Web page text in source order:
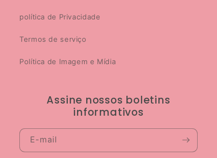
política de Privacidade
Termos de serviço
Política de Imagem e Mídia
Assine nossos boletins
informativos
E-mail